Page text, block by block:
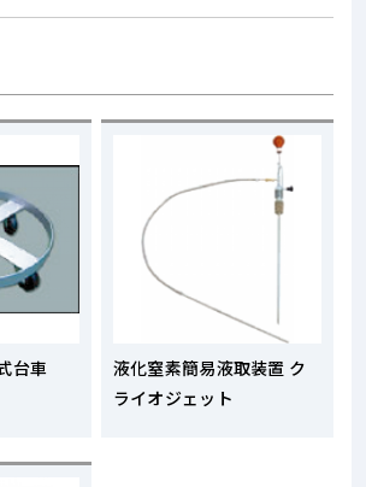
台車
液化窒素簡易液取装置 ク
ライオジェット